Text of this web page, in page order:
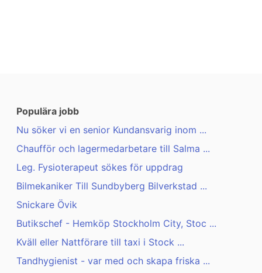
Populära jobb
Nu söker vi en senior Kundansvarig inom ...
Chaufför och lagermedarbetare till Salma ...
Leg. Fysioterapeut sökes för uppdrag
Bilmekaniker Till Sundbyberg Bilverkstad ...
Snickare Övik
Butikschef - Hemköp Stockholm City, Stoc ...
Kväll eller Nattförare till taxi i Stock ...
Tandhygienist - var med och skapa friska ...